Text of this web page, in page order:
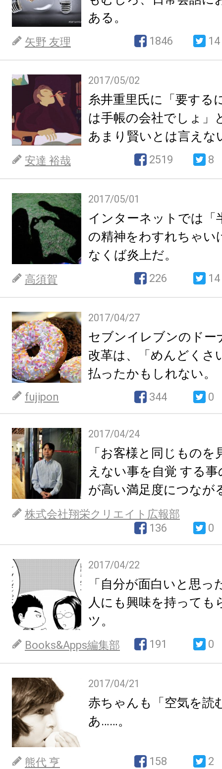
ある。
矢野 友理 1846 14
2017/05/02
糸井重里氏に「要する
は手帳の会社でしょ」
あまり賢いとは言えな
安達 裕哉 2519 8
2017/05/01
インターネットでは「
の精神をわすれちゃい
なくば炎上だ。
高須賀 226 14
2017/04/27
セブンイレブンのドー
改革は、「めんどくさ
払ったかもしれない。
fujipon 344 0
2017/04/24
「お客様と同じものを
えない事を自覚 する
が高い満足度につなが
株式会社翔栄クリエイト広報部
136
0
2017/04/22
「自分が面白いと思
人にも興味を持っても
ツ。
Books&Apps編集部 191 0
2017/04/21
赤ちゃんも「空気を読
あ……。
熊代 亨 158 2